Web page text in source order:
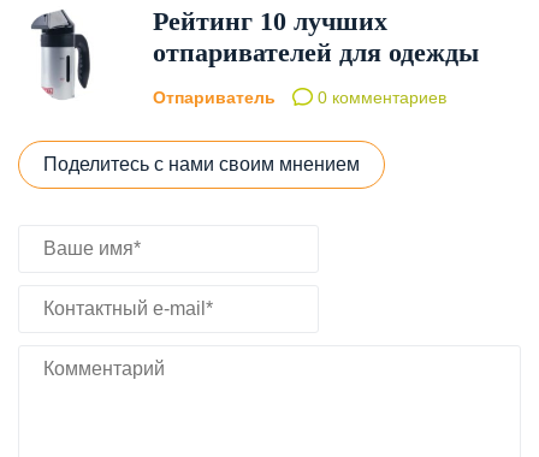
Рейтинг 10 лучших
отпаривателей для одежды
Отпариватель 0 комментариев
Поделитесь с нами своим мнением